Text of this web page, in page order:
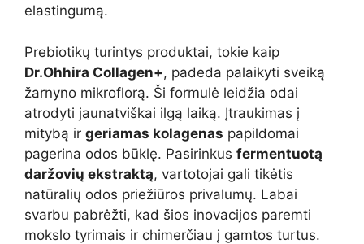
elastingumą.
Prebiotikų turintys produktai, tokie kaip
Dr.Ohhira Collagen+, padeda palaikyti sveiką
žarnyno mikroflorą. Ši formulė leidžia odai
atrodyti jaunatviškai ilgą laiką. Įtraukimas į
mitybą ir geriamas kolagenas papildomai
pagerina odos būklę. Pasirinkus fermentuotą
daržovių ekstraktą, vartotojai gali tikėtis
natūralių odos priežiūros privalumų. Labai
svarbu pabrėžti, kad šios inovacijos paremti
mokslo tyrimais ir chimerčiau į gamtos turtus.